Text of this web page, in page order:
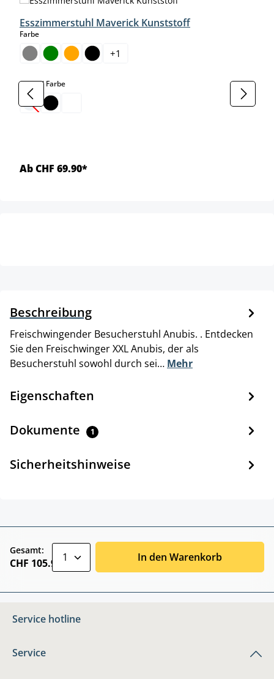
Esszimmerstuhl Maverick Kunststoff
Farbeauswählen
+1
Gestell Farbeauswählen
(Diese Option ist zurzeit nicht verfügbar.)
Ab CHF 69.90*
Beschreibung
Freischwingender Besucherstuhl Anubis. . Entdecken
Sie den Freischwinger XXL Anubis, der als
Besucherstuhl sowohl durch sei… Mehr
Eigenschaften
Dokumente 1
Sicherheitshinweise
Gesamt:
CHF 105.90 In den Warenkorb
Service hotline
Service